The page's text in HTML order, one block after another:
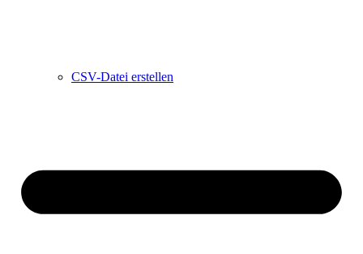
CSV-Datei erstellen